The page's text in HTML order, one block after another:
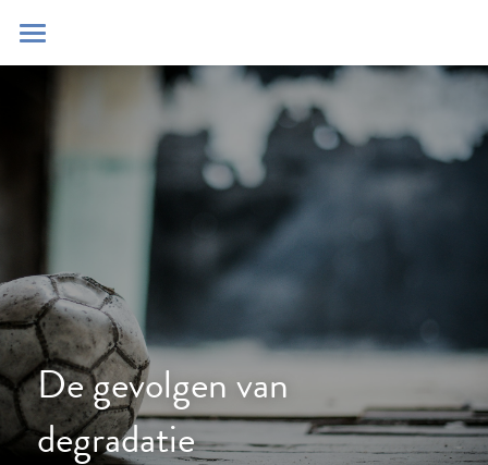
Home
Contact
De gevolgen van
degradatie